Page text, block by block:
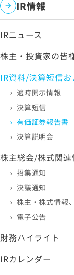
IR情報
IRニュース
株主・投資家の皆
IR資料/決算短信
適時開示情報
決算短信
有価証券報告書
決算説明会
株主総会/株式関連
招集通知
決議通知
株主・株式情報
電子公告
財務ハイライト
IRカレンダー